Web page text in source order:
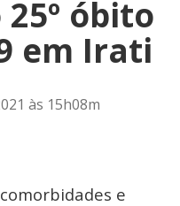
óbito
em Irati
às 15h08m
e